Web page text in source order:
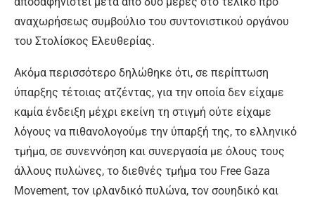
αναχωρήσεως συμβούλιο του συντονιστικού οργάνου
του Στολίσκος Ελευθερίας.
Ακόμα περισσότερο δηλώθηκε ότι, σε περίπτωση
ύπαρξης τέτοιας ατζέντας, για την οποία δεν είχαμε
καμία ένδειξη μέχρι εκείνη τη στιγμή ούτε είχαμε
λόγους να πιθανολογούμε την ύπαρξή της, το ελληνικό
τμήμα, σε συνεννόηση και συνεργασία με όλους τους
άλλους πυλώνες, το διεθνές τμήμα του Free Gaza
Μovement, τον ιρλανδικό πυλώνα, τον σουηδικό και